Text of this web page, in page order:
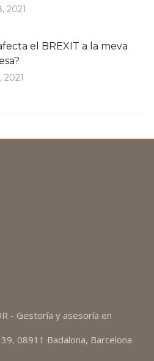
2021
el BREXIT a la meva
2021
- Gestoría y asesoría en
08911 Badalona, Barcelona